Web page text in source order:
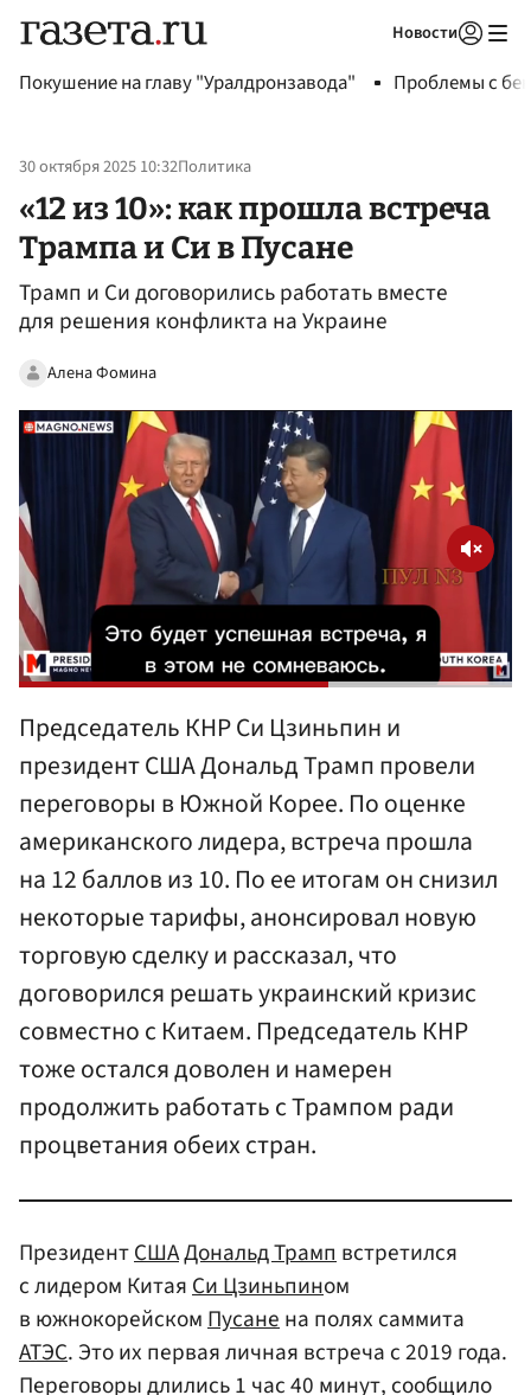
Новости
Покушение на главу "Уралдронзавода" Проблемы с
30 октября 2025 10:32Политика
«12 из 10»: как прошла встреча
Трампа и Си в Пусане
Трамп и Си договорились работать вместе
для решения конфликта на Украине
Алена Фомина
Председатель КНР Си Цзиньпин и
президент США Дональд Трамп провели
переговоры в Южной Корее. По оценке
американского лидера, встреча прошла
на 12 баллов из 10. По ее итогам он снизил
некоторые тарифы, анонсировал новую
торговую сделку и рассказал, что
договорился решать украинский кризис
совместно с Китаем. Председатель КНР
тоже остался доволен и намерен
продолжить работать с Трампом ради
процветания обеих стран.
ПрезидентСШАДональд Трамп встретился
с лидером Китая Си Цзиньпином
в южнокорейском Пусане на полях саммита
АТЭС. Это их первая личная встреча с 2019 года.
Переговоры длились 1 час 40 минут, сообщило